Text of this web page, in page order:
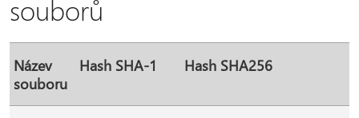
souborů
Název
souboru
Hash SHA-1 Hash SHA256